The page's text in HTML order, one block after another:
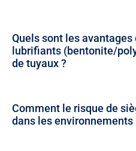
Quels sont les
lubrifiants (bentonite/
de tuyaux ?
Comment le risque de
dans les